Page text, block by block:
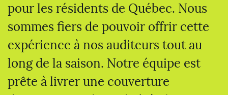
pour les résidents de Québec. Nous
sommes fiers de pouvoir offrir cette
expérience à nos auditeurs tout au
long de la saison. Notre équipe est
prête à livrer une couverture